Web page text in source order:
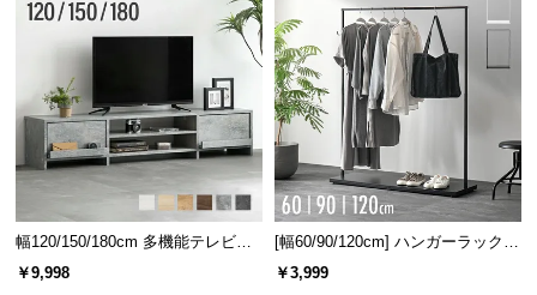
幅120/150/180cm 多機能テレビボ
ード 木目/石目調 オープン収納・
￥9,998
[幅60/90/120cm] ハンガーラック
スチール 4段階高さ調節 サイドフ
￥3,999